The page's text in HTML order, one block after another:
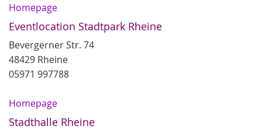
Homepage
Eventlocation Stadtpark Rheine
Bevergerner Str. 74
48429 Rheine
05971 997788
Homepage
Stadthalle Rheine